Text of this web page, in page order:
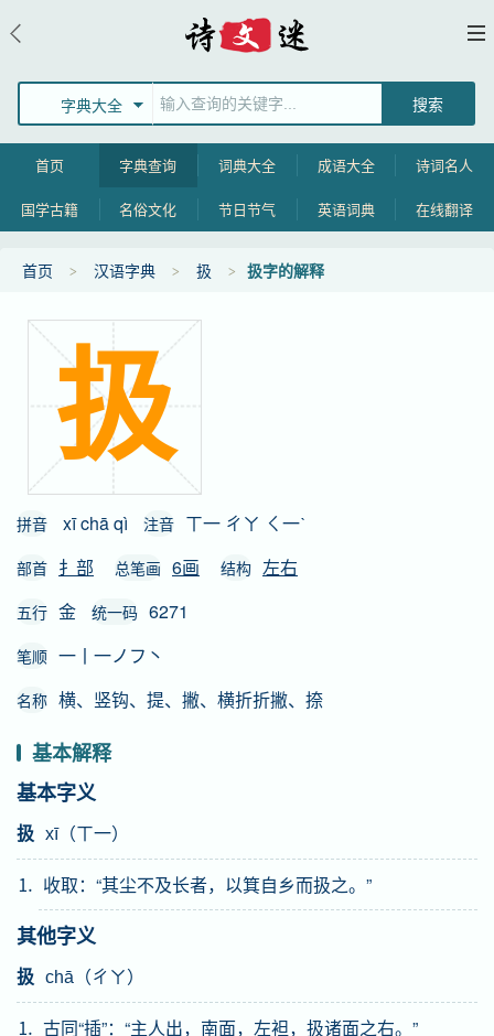
字典大全
首页 字典查询 词典大全 成语大全 诗词名人
国学古籍 名俗文化 节日节气 英语词典 在线翻译
首页 汉语字典 扱 扱字的解释
扱
拼音 xī chā qì 注音 ㄒ一 ㄔㄚ ㄑ一ˋ
部首 扌部 总笔画 6画 结构 左右
五行 金 统一码 6271
笔顺 一丨一ノフ丶
名称 横、竖钩、提、撇、横折折撇、捺
基本解释
基本字义
扱 xī（ㄒ一）
⒈ 收取：“其尘不及长者，以箕自乡而扱之。”
其他字义
扱 chā（ㄔㄚ）
⒈ 古同“插”：“主人出，南面，左袒，扱诸面之右。”